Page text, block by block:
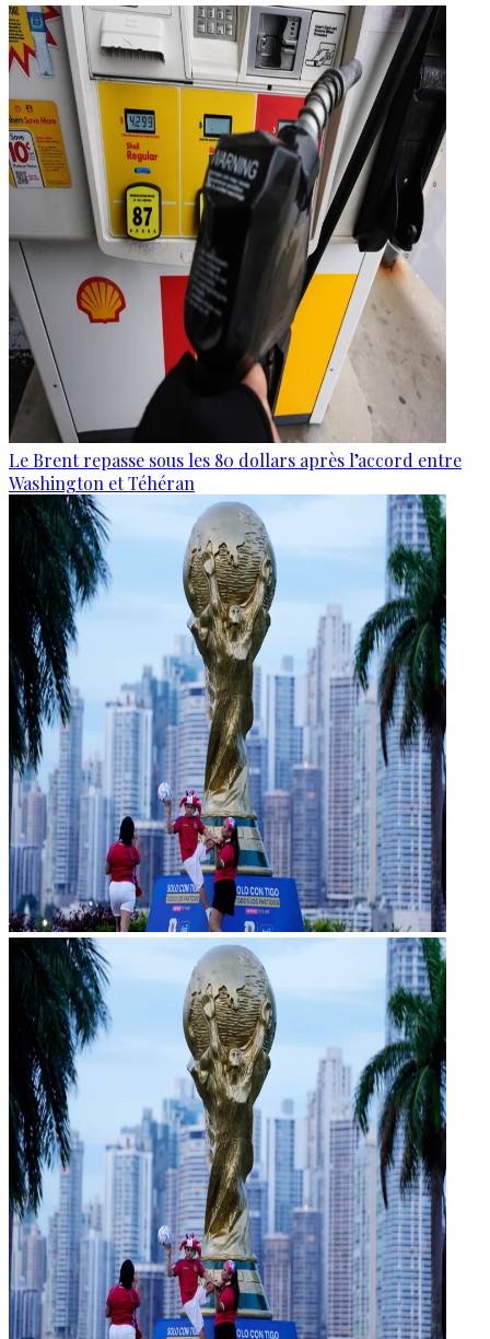
Le Brent repasse sous les 80 dollars après l’accord entre
Washington et Téhéran